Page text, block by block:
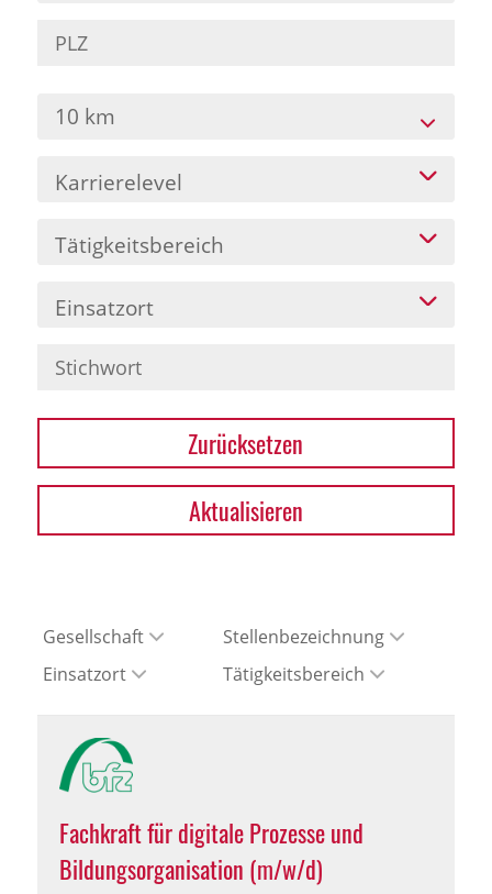
Presse
News Archiv
10 km
Karrierelevel
Tätigkeitsbereich
Einsatzort
Zurücksetzen
Aktualisieren
Gesellschaft
Stellenbezeichnung
Einsatzort
Tätigkeitsbereich
Fachkraft für digitale Prozesse und
Bildungsorganisation (m/w/d)